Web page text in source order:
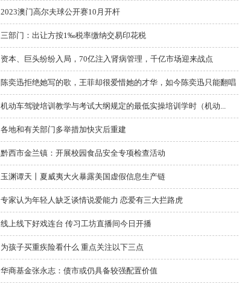
2023澳门高尔夫球公开赛10月开杆
三部门：出让方按1‰税率缴纳交易印花税
资本、巨头纷纷入局，70亿注入肾病管理，千亿市场迎来战点
陈奕迅拒绝她写的歌，王菲却很爱惜她的才华，如今陈奕迅只能翻唱
机动车驾驶培训教学与考试大纲规定的最低实操培训学时（机动...
各地和有关部门多举措加快灾后重建
黔西市金兰镇：开展校园食品安全专项检查活动
玉渊谭天丨夏威夷大火暴露美国虚假信息生产链
专家认为年轻人缺乏谈情说爱能力 恋爱有三大拦路虎
线上线下好戏连台 传习工坊直播间今日开播
为孩子买重疾险看什么 重点关注以下三点
华商基金张永志：债市或仍具备较强配置价值